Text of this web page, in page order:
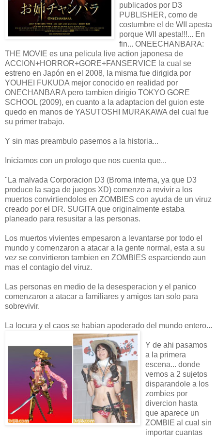
publicados por D3
PUBLISHER, como de
costumbre el de WII apesta
porque WII apesta!!!... En
fin... ONEECHANBARA:
THE MOVIE es una pelicula live action japonesa de
ACCION+HORROR+GORE+FANSERVICE la cual se
estreno en Japón en el 2008, la misma fue dirigida por
YOUHEI FUKUDA mejor conocido en realidad por
ONECHANBARA pero tambien dirigio TOKYO GORE
SCHOOL (2009), en cuanto a la adaptacion del guion este
quedo en manos de YASUTOSHI MURAKAWA del cual fue
su primer trabajo.
Y sin mas preambulo pasemos a la historia...
Iniciamos con un prologo que nos cuenta que...
"La malvada Corporacion D3 (Broma interna, ya que D3
produce la saga de juegos XD) comenzo a revivir a los
muertos convirtiendolos en ZOMBIES con ayuda de un viruz
creado por el DR. SUGITA que originalmente estaba
planeado para resusitar a las personas.
Los muertos vivientes empesaron a levantarse por todo el
mundo y comenzaron a atacar a la gente normal, esta a su
vez se convirtieron tambien en ZOMBIES esparciendo aun
mas el contagio del viruz.
Las personas en medio de la desesperacion y el panico
comenzaron a atacar a familiares y amigos tan solo para
sobrevivir.
La locura y el caos se habian apoderado del mundo entero...
Y de ahi pasamos
a la primera
escena... donde
vemos a 2 sujetos
disparandole a los
zombies por
divercion hasta
que aparece un
ZOMBIE al cual sin
importar cuantas